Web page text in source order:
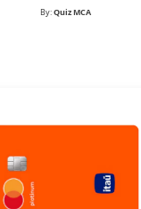
By:Quiz MCA